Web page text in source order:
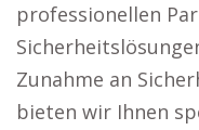
professionellen
Zunahme an
bieten wir Ihnen